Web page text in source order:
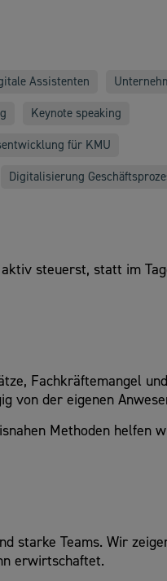
Assistenten
Keynote speaking
für KMU
Digitalisierung
aktiv steuerst, statt im
Fachkräftemangel
von der eigenen
Methoden helfen
starke Teams. Wir
erwirtschaftet.